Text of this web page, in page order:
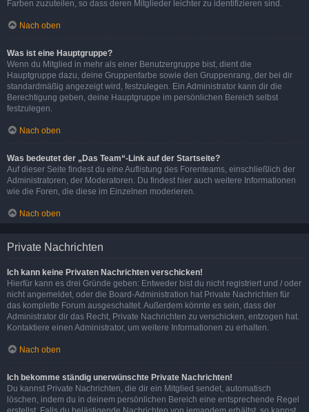
Farben zuzuteilen, so dass deren Mitglieder leichter zu identifizieren sind.
Nach oben
Was ist eine Hauptgruppe?
Wenn du Mitglied in mehr als einer Benutzergruppe bist, dient die
Hauptgruppe dazu, deine Gruppenfarbe sowie den Gruppenrang, der bei dir
standardmäßig angezeigt wird, festzulegen. Ein Administrator kann dir die
Berechtigung geben, deine Hauptgruppe im persönlichen Bereich selbst
festzulegen.
Nach oben
Was bedeutet der „Das Team“-Link auf der Startseite?
Auf dieser Seite findest du eine Auflistung des Forenteams, einschließlich der
Administratoren, der Moderatoren. Du findest hier auch weitere Informationen
wie die Foren, die diese im Einzelnen moderieren.
Nach oben
Private Nachrichten
Ich kann keine Privaten Nachrichten verschicken!
Hierfür kann es drei Gründe geben: Entweder bist du nicht registriert und / oder
nicht angemeldet, oder die Board-Administration hat Private Nachrichten für
das komplette Forum ausgeschaltet. Außerdem könnte es sein, dass der
Administrator dir das Recht, Private Nachrichten zu verschicken, entzogen hat.
Kontaktiere einen Administrator, um weitere Informationen zu erhalten.
Nach oben
Ich bekomme ständig unerwünschte Private Nachrichten!
Du kannst Private Nachrichten, die dir ein Mitglied sendet, automatisch
löschen, indem du in deinem persönlichen Bereich eine entsprechende Regel